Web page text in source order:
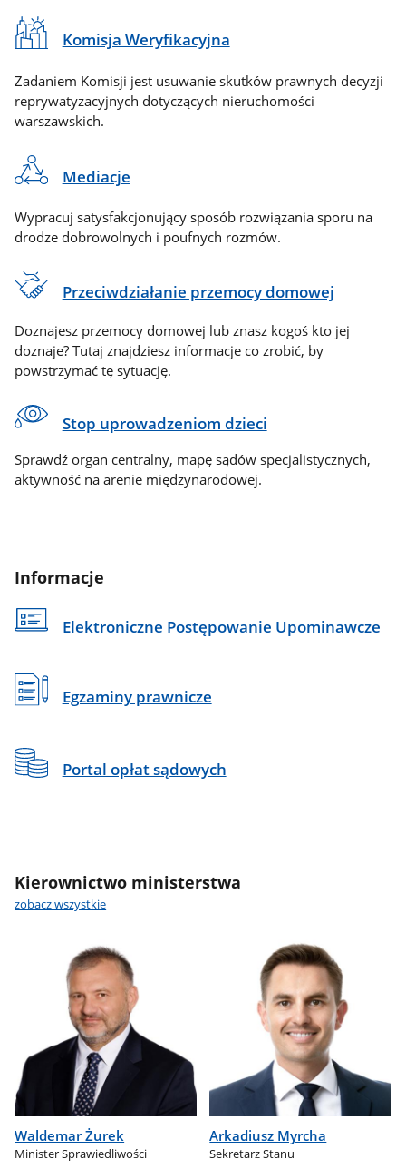
Komisja Weryfikacyjna
Zadaniem Komisji jest usuwanie skutków prawnych decyzji
reprywatyzacyjnych dotyczących nieruchomości
warszawskich.
Mediacje
Wypracuj satysfakcjonujący sposób rozwiązania sporu na
drodze dobrowolnych i poufnych rozmów.
Przeciwdziałanie przemocy domowej
Doznajesz przemocy domowej lub znasz kogoś kto jej
doznaje? Tutaj znajdziesz informacje co zrobić, by
powstrzymać tę sytuację.
Stop uprowadzeniom dzieci
Sprawdź organ centralny, mapę sądów specjalistycznych,
aktywność na arenie międzynarodowej.
Informacje
Elektroniczne Postępowanie Upominawcze
Egzaminy prawnicze
Portal opłat sądowych
Kierownictwo ministerstwa
zobacz wszystkie
Waldemar Żurek
Minister Sprawiedliwości
Arkadiusz Myrcha
Sekretarz Stanu